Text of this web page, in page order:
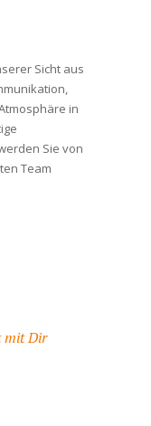
Sicht aus
in
Sie von
Team
mit Dir